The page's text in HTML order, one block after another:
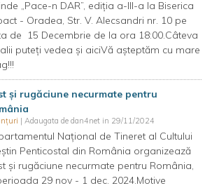
„Pace-n DAR”, ediția a-III-a la Biserica
- Oradea, Str. V. Alecsandri nr. 10 pe
de 15 Decembrie de la ora 18:00.Câteva
puteți vedea și aiciVă așteptăm cu mare
și rugăciune necurmate pentru
| Adaugata de dan4net in 29/11/2024
Național de Tineret al Cultului
Penticostal din România organizează
și rugăciune necurmate pentru România,
29 nov - 1 dec. 2024.Motive